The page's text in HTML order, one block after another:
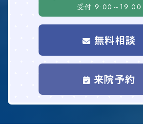
受付 9:00～19:00
無料相談
来院予約